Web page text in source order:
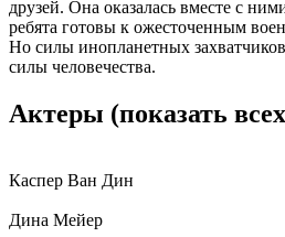
друзей. Она оказалась вместе с
ребята готовы к ожесточенным
Но силы инопланетных
силы человечества.
Актеры (показать
Каспер Ван Дин
Дина Мейер